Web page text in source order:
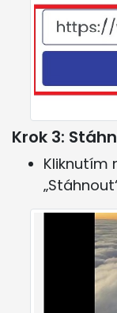
Krok 3:
Kliknutím